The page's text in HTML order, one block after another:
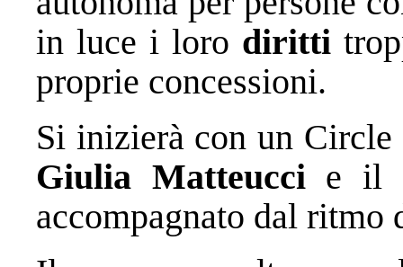
in luce i loro diritti
proprie concessioni.
Si inizierà con un
Giulia Matteuccie il
accompagnato dal ritmo